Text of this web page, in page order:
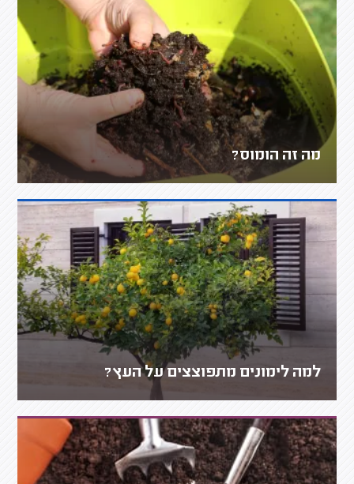
מה זה הומוס?
למה לימונים מתפוצצים על העץ?